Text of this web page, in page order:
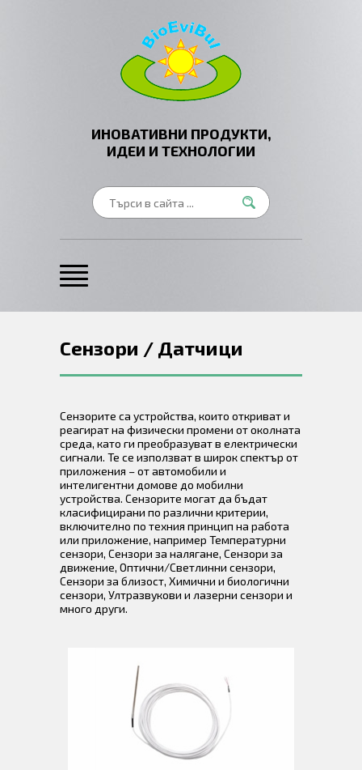
ИНОВАТИВНИ ПРОДУКТИ,
ИДЕИ И ТЕХНОЛОГИИ
Сензори / Датчици
Сензорите са устройства, които откриват и
реагират на физически промени от околната
среда, като ги преобразуват в електрически
сигнали. Те се използват в широк спектър от
приложения – от автомобили и
интелигентни домове до мобилни
устройства. Сензорите могат да бъдат
класифицирани по различни критерии,
включително по техния принцип на работа
или приложение, например Температурни
сензори, Сензори за налягане, Сензори за
движение, Оптични/Светлинни сензори,
Сензори за близост, Химични и биологични
сензори, Ултразвукови и лазерни сензори и
много други.